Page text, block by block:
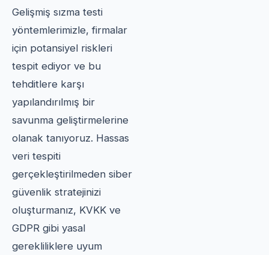
Gelişmiş sızma testi
yöntemlerimizle, firmalar
için potansiyel riskleri
tespit ediyor ve bu
tehditlere karşı
yapılandırılmış bir
savunma geliştirmelerine
olanak tanıyoruz. Hassas
veri tespiti
gerçekleştirilmeden siber
güvenlik stratejinizi
oluşturmanız, KVKK ve
GDPR gibi yasal
gerekliliklere uyum